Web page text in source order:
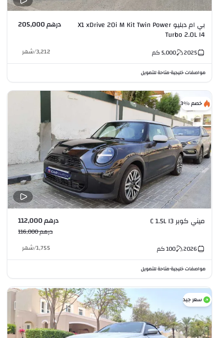
بي ام دبليو X1 xDrive 20i M Kit Twin Power
Turbo 2.0L I4
درهم 205,000
2025
5,000كم 3,212
/شهر
مواصفات خليجية•متاحة للتمويل
خصم %3
ميني كوبر C 1.5L I3 درهم 112,000
درهم 116,000
2026
100كم 1,755
/شهر
مواصفات خليجية•متاحة للتمويل
سعر جيد